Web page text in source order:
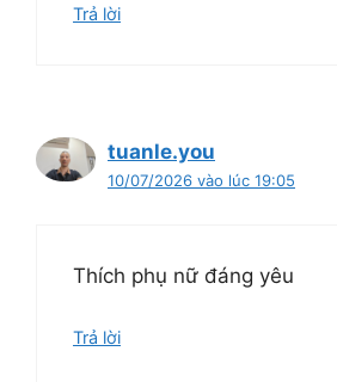
Trả lời
tuanle.you
10/07/2026 vào lúc 19:05
Thích phụ nữ đáng yêu
Trả lời